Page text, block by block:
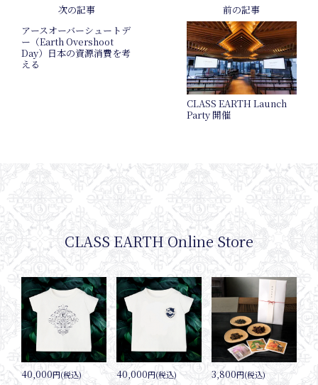
次の記事
アースオーバーシュートデ
ー（Earth Overshoot
Day）日本の資源消費を考
える
前の記事
CLASS EARTH Launch
Party 開催
CLASS EARTH Online Store
40,000円(税込) 40,000円(税込) 3,800円(税込)